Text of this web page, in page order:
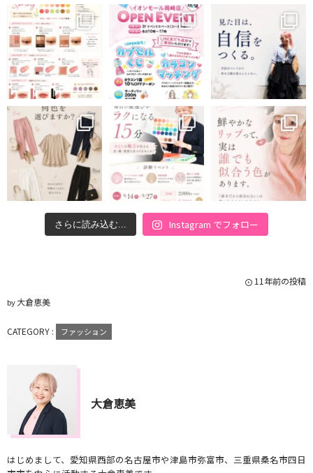
さらに読み込む... Instagram でフォロー
11年前の投稿
by大倉恵美
CATEGORY : ファッション
大倉恵美
はじめまして、愛知県西部の名古屋市や津島市弥富市、三重県桑名市四日